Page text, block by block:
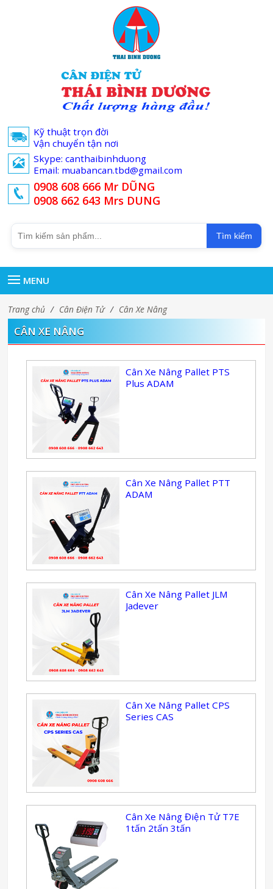
Kỹ thuật trọn đời
Vận chuyển tận nơi
Skype: canthaibinhduong
Email: muabancan.tbd@gmail.com
0908 608 666 Mr DŨNG
0908 662 643 Mrs DUNG
Tìm kiếm
MENU
Trang chủ / Cân Điện Tử / Cân Xe Nâng
CÂN XE NÂNG
Cân Xe Nâng Pallet PTS
Plus ADAM
Cân Xe Nâng Pallet PTT
ADAM
Cân Xe Nâng Pallet JLM
Jadever
Cân Xe Nâng Pallet CPS
Series CAS
Cân Xe Nâng Điện Tử T7E
1tấn 2tấn 3tấn